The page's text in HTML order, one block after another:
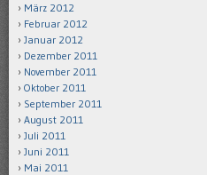
März 2012
Februar 2012
Januar 2012
Dezember 2011
November 2011
Oktober 2011
September 2011
August 2011
Juli 2011
Juni 2011
Mai 2011